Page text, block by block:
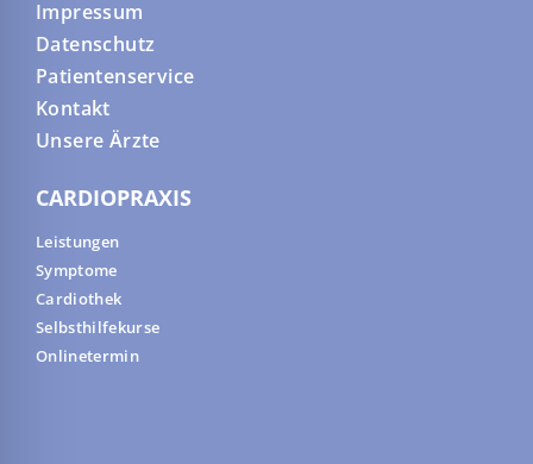
Impressum
Datenschutz
Patientenservice
Kontakt
Unsere Ärzte
CARDIOPRAXIS
Leistungen
Symptome
Cardiothek
Selbsthilfekurse
Onlinetermin